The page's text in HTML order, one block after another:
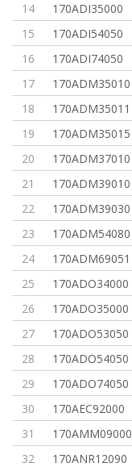
14
170ADI35000
15
170ADI54050
16
170ADI74050
17
170ADM35010
18
170ADM35011
19
170ADM35015
20
170ADM37010
21
170ADM39010
22
170ADM39030
23
170ADM54080
24
170ADM69051
25
170ADO34000
26
170ADO35000
27
170ADO53050
28
170ADO54050
29
170ADO74050
30
170AEC92000
31
170AMM09000
32
170ANR12090